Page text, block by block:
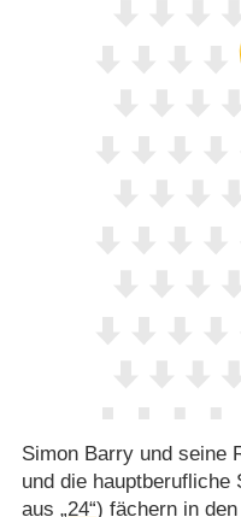
Simon Barry und seine
und die hauptberufliche
aus „24“) fächern in